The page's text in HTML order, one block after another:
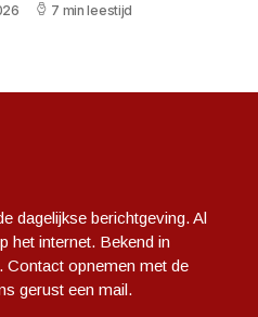
7 min leestijd
dagelijkse berichtgeving. Al
het internet. Bekend in
Contact opnemen met de
gerust een mail.